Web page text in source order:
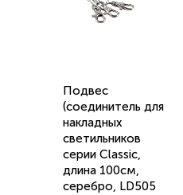
Подвес
(соединитель для
накладных
светильников
серии Classic,
длина 100см,
серебро, LD505